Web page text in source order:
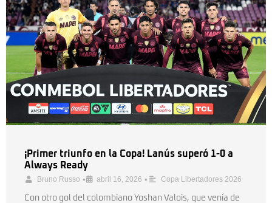
¡Primer triunfo en la Copa! Lanús superó 1-0 a
Always Ready
Bruno Russo • abril 16, 2026 • Copa Libertadores 2026
Con otro gol del colombiano Yoshan Valois, que venía de